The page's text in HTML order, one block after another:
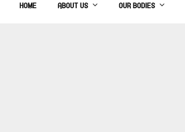
HOME ABOUT US OUR BODIES